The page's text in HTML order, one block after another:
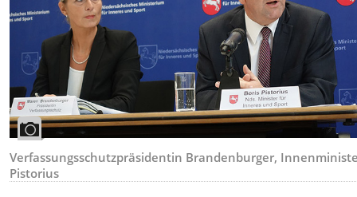
Verfassungsschutzpräsidentin Brandenburger,
Pistorius